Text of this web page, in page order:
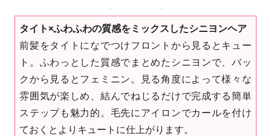
タイト×ふわふわの質感をミックスしたシニヨンヘア
前髪をタイトになでつけフロントから見るとキュー
ト。ふわっとした質感でまとめたシニヨンで、バッ
クから見るとフェミニン。見る角度によって様々な
雰囲気が楽しめ、結んでねじるだけで完成する簡単
ステップも魅力的。毛先にアイロンでカールを付け
ておくとよりキュートに仕上がります。